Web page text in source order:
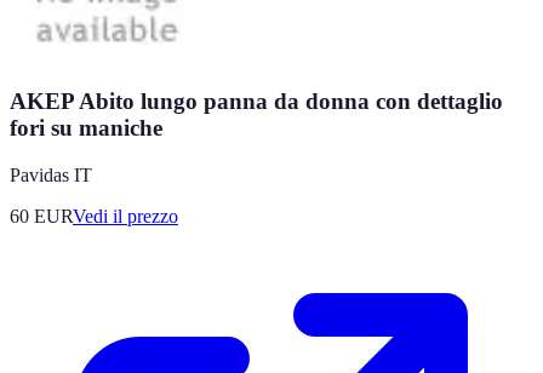
AKEP Abito lungo panna da donna con dettaglio
fori su maniche
Pavidas IT
60 EURVedi il prezzo